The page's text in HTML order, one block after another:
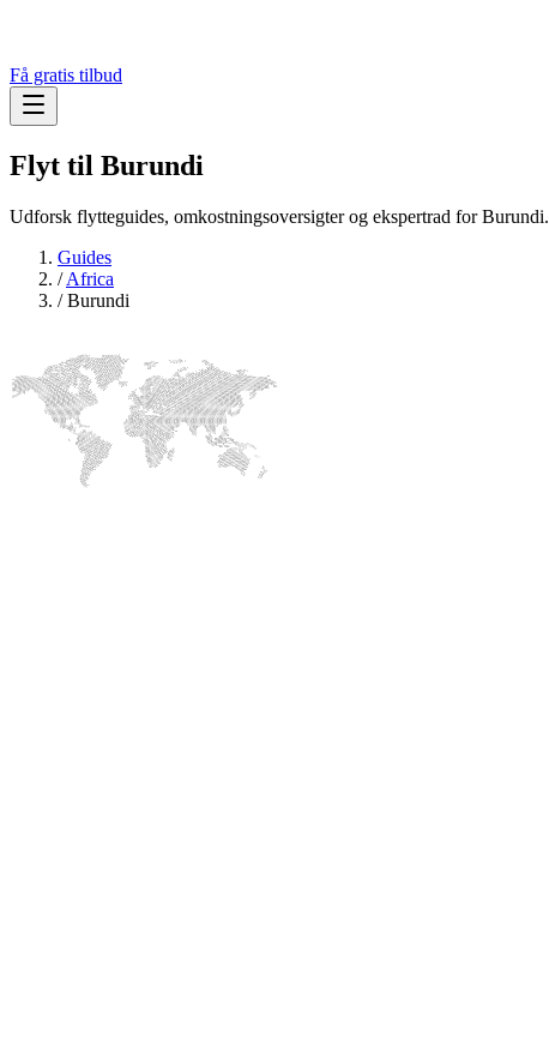
Få gratis tilbud
Flyt til Burundi
Udforsk flytteguides, omkostningsoversigter og ekspertrad for Burundi.
Guides
/Africa
/Burundi